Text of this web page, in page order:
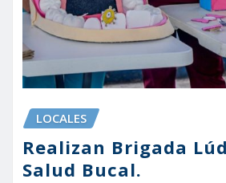
LOCALES
Realizan Brigada
Salud Bucal.